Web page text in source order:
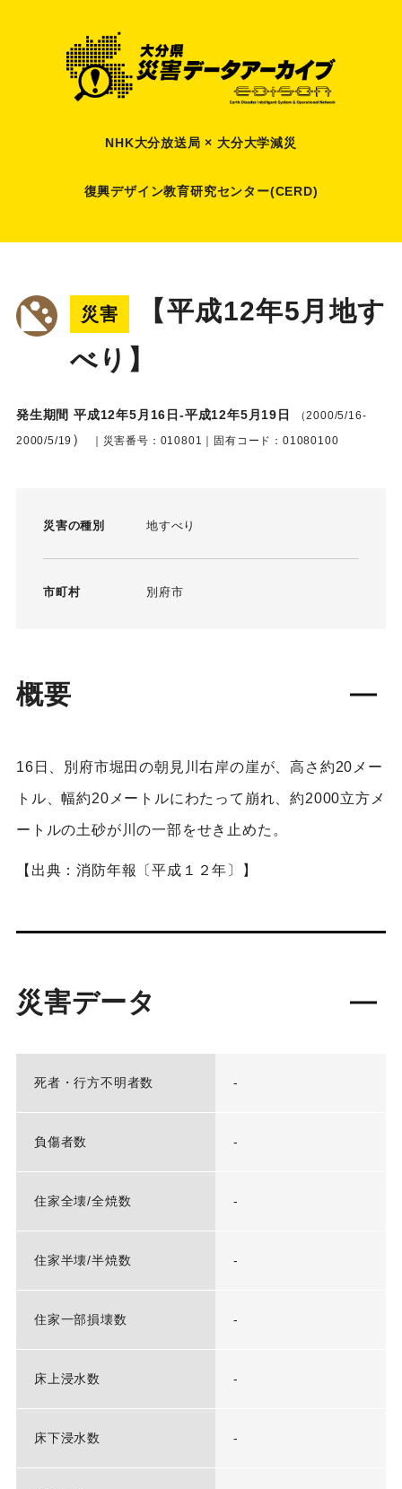
NHK大分放送局 × 大分大学減災
復興デザイン教育研究センター(CERD)
災害
【平成12年5月地す
べり】
発生期間 平成12年5月16日-平成12年5月19日
（2000/5/16-
2000/5/19 ） ｜災害番号：010801｜固有コード：01080100
災害の種別 地すべり
市町村 別府市
概要
16日、別府市堀田の朝見川右岸の崖が、高さ約20メー
トル、幅約20メートルにわたって崩れ、約2000立方メ
ートルの土砂が川の一部をせき止めた。
【出典：消防年報〔平成１２年〕】
災害データ
死者・行方不明者数 -
負傷者数 -
住家全壊/全焼数 -
住家半壊/半焼数 -
住家一部損壊数 -
床上浸水数 -
床下浸水数 -